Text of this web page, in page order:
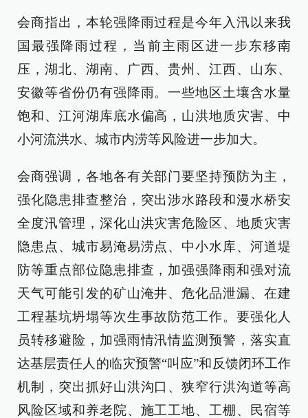
会商指出，本轮强降雨过程是今年入汛以来我
国最强降雨过程，当前主雨区进一步东移南
压，湖北、湖南、广西、贵州、江西、山东、
安徽等省份仍有强降雨。一些地区土壤含水量
饱和、江河湖库底水偏高，山洪地质灾害、中
小河流洪水、城市内涝等风险进一步加大。
会商强调，各地各有关部门要坚持预防为主，
强化隐患排查整治，突出涉水路段和漫水桥安
全度汛管理，深化山洪灾害危险区、地质灾害
隐患点、城市易淹易涝点、中小水库、河道堤
防等重点部位隐患排查，加强强降雨和强对流
天气可能引发的矿山淹井、危化品泄漏、在建
工程基坑坍塌等次生事故防范工作。要强化人
员转移避险，加强雨情汛情监测预警，落实直
达基层责任人的临灾预警“叫应”和反馈闭环工作
机制，突出抓好山洪沟口、狭窄行洪沟道等高
风险区域和养老院、施工工地、工棚、民宿等